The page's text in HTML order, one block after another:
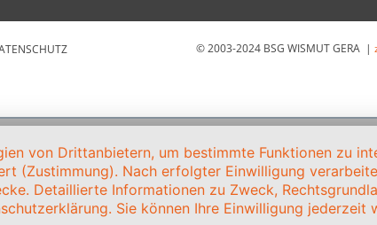
© 2003-2024 BSG WISMUT GERA |
von Drittanbietern, um bestimmte Funktionen zu
(Zustimmung). Nach erfolgter Einwilligung
Detaillierte Informationen zu Zweck,
Sie können Ihre Einwilligung jederzeit